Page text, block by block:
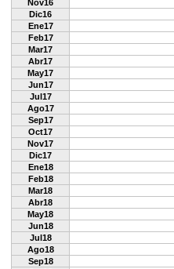
Nov16
Dic16
Ene17
Feb17
Mar17
Abr17
May17
Jun17
Jul17
Ago17
Sep17
Oct17
Nov17
Dic17
Ene18
Feb18
Mar18
Abr18
May18
Jun18
Jul18
Ago18
Sep18